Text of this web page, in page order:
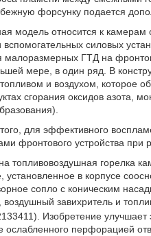
форсунку подается
модель относится к камерам
силовых
малоразмерных ГТД на
мере, в один ряд. В
и воздухом, которое
сгорания оксидов азота,
для эффективного
фронтового устройства при
топливовоздушная горелка
установленное в корпусе
сопло с коническим
воздушный завихритель и
Изобретение улучшает
ослабленного перфорацией